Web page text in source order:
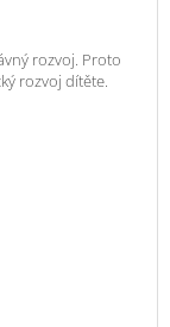
rozvoj. Proto
rozvoj dítěte.